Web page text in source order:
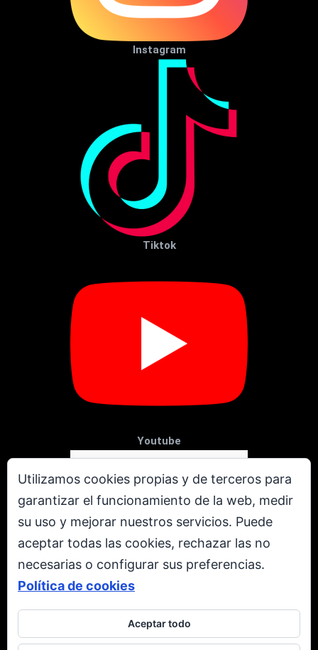
Utilizamos cookies propias y de terceros para
garantizar el funcionamiento de la web, medir
su uso y mejorar nuestros servicios. Puede
aceptar todas las cookies, rechazar las no
necesarias o configurar sus preferencias.
Política de cookies
Aceptar todo
Instagram
Tiktok
Youtube
X